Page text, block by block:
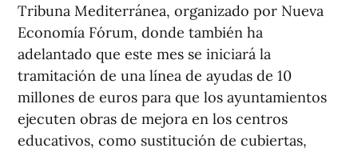
Tribuna Mediterránea, organizado por Nueva
Economía Fórum, donde también ha
adelantado que este mes se iniciará la
tramitación de una línea de ayudas de 10
millones de euros para que los ayuntamientos
ejecuten obras de mejora en los centros
educativos, como sustitución de cubiertas,